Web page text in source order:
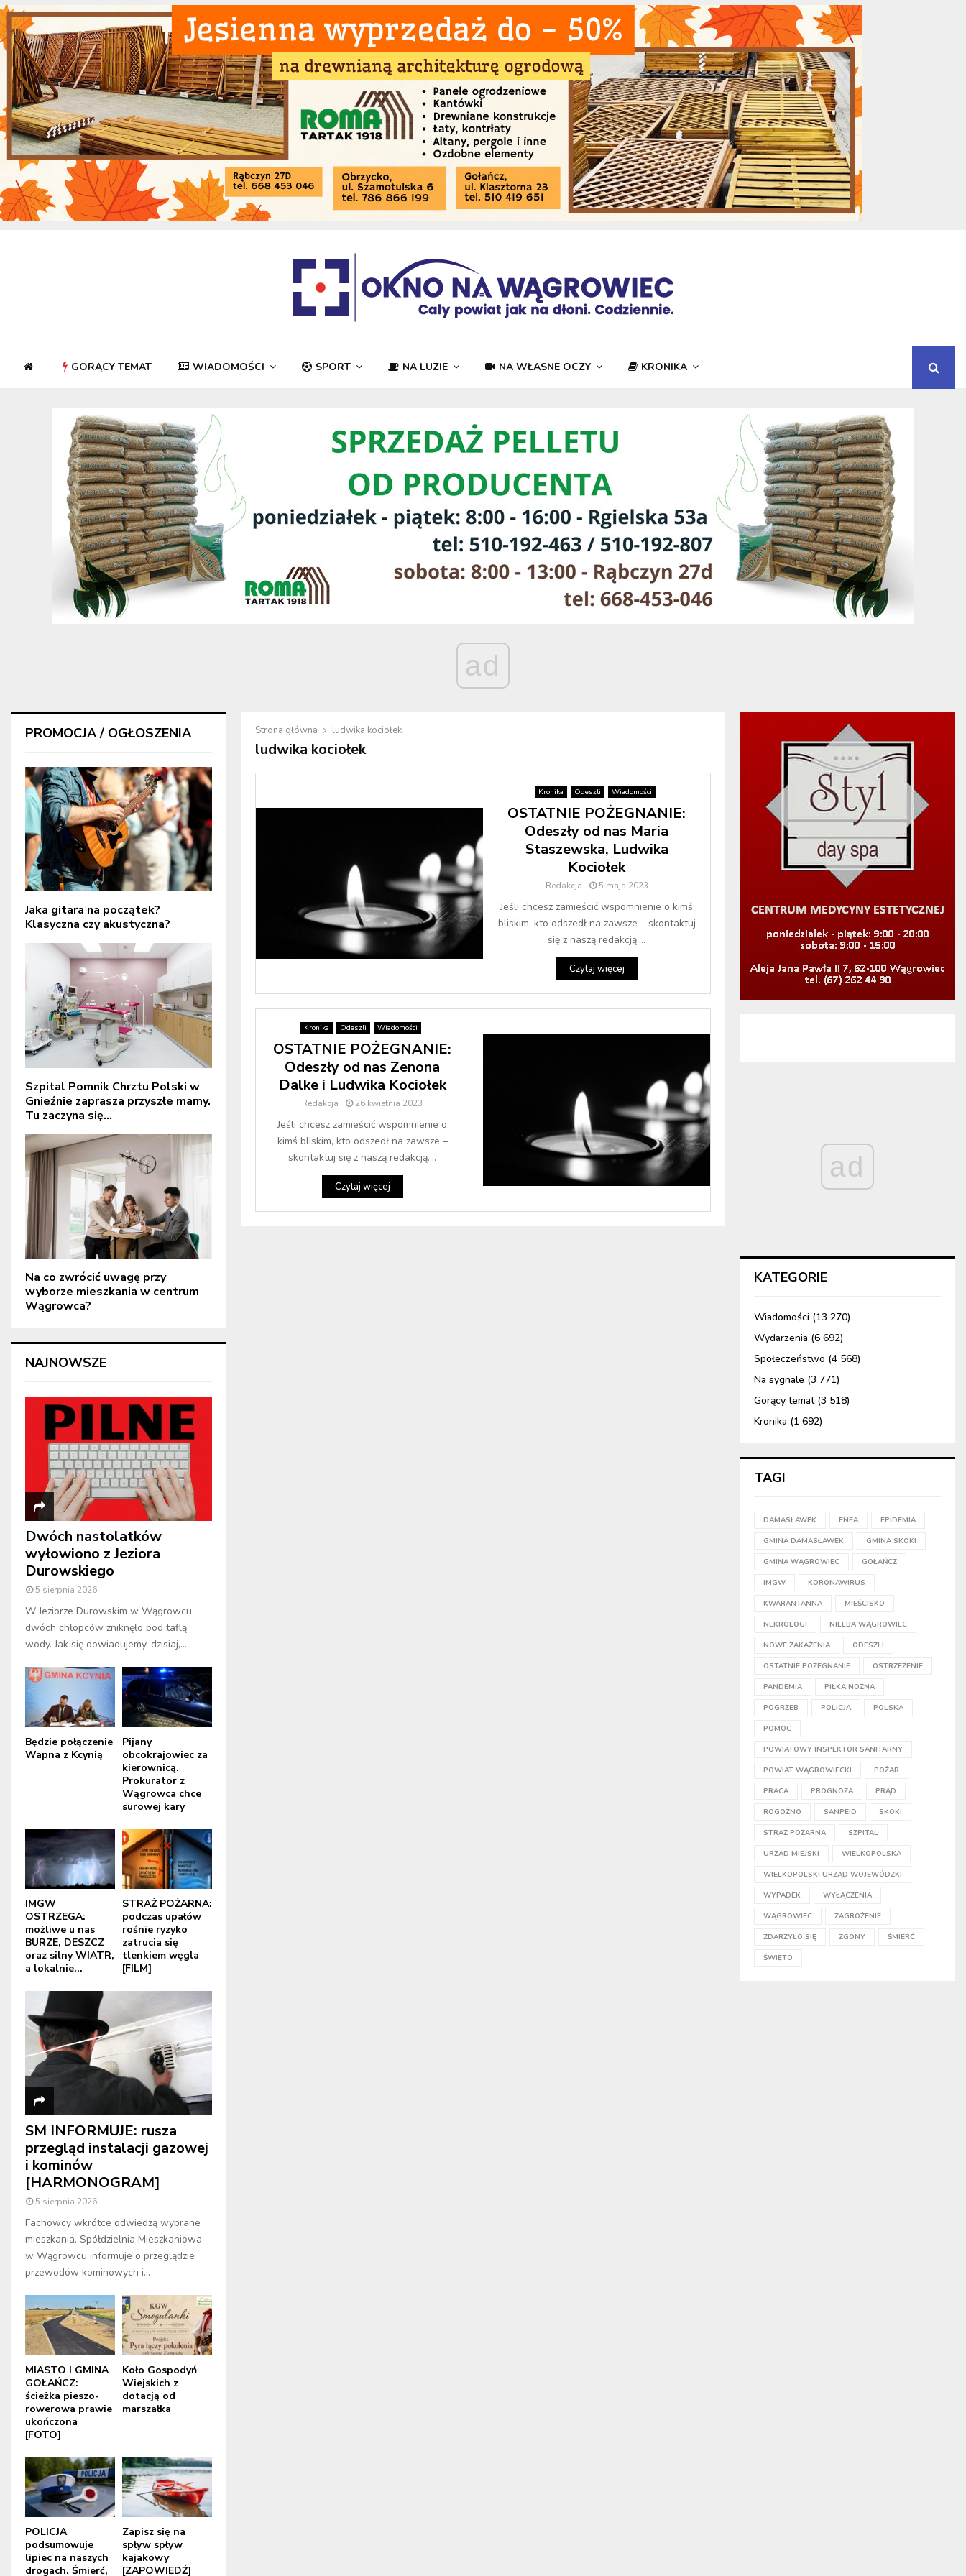
GORĄCY TEMAT WIADOMOŚCI SPORT NA LUZIE NA WŁASNE OCZY KRONIKA
ad
Strona główna ludwika kociołek
ludwika kociołek
Kronika Odeszli Wiadomości
OSTATNIE POŻEGNANIE:
Odeszły od nas Maria
Staszewska, Ludwika
Kociołek
Redakcja 5 maja 2023
Jeśli chcesz zamieścić wspomnienie o kimś
bliskim, kto odszedł na zawsze – skontaktuj
się z naszą redakcją....
Czytaj więcej
Kronika Odeszli Wiadomości
OSTATNIE POŻEGNANIE:
Odeszły od nas Zenona
Dalke i Ludwika Kociołek
Redakcja 26 kwietnia 2023
Jeśli chcesz zamieścić wspomnienie o
kimś bliskim, kto odszedł na zawsze –
skontaktuj się z naszą redakcją....
Czytaj więcej
PROMOCJA / OGŁOSZENIA
Jaka gitara na początek?
Klasyczna czy akustyczna?
Szpital Pomnik Chrztu Polski w
Gnieźnie zaprasza przyszłe mamy.
Tu zaczyna się...
Na co zwrócić uwagę przy
wyborze mieszkania w centrum
Wągrowca?
NAJNOWSZE
Dwóch nastolatków
wyłowiono z Jeziora
Durowskiego
5 sierpnia 2026
W Jeziorze Durowskim w Wągrowcu
dwóch chłopców zniknęło pod taflą
wody. Jak się dowiadujemy, dzisiaj,...
Będzie połączenie
Wapna z Kcynią
Pijany
obcokrajowiec za
kierownicą.
Prokurator z
Wągrowca chce
surowej kary
IMGW
OSTRZEGA:
możliwe u nas
BURZE, DESZCZ
oraz silny WIATR,
a lokalnie...
STRAŻ POŻARNA:
podczas upałów
rośnie ryzyko
zatrucia się
tlenkiem węgla
[FILM]
SM INFORMUJE: rusza
przegląd instalacji gazowej
i kominów
[HARMONOGRAM]
5 sierpnia 2026
Fachowcy wkrótce odwiedzą wybrane
mieszkania. Spółdzielnia Mieszkaniowa
w Wągrowcu informuje o przeglądzie
przewodów kominowych i...
MIASTO I GMINA
GOŁAŃCZ:
ścieżka pieszo-
rowerowa prawie
ukończona
[FOTO]
Koło Gospodyń
Wiejskich z
dotacją od
marszałka
POLICJA
podsumowuje
lipiec na naszych
drogach. Śmierć,
Zapisz się na
spływ spływ
kajakowy
[ZAPOWIEDŹ]
ad
KATEGORIE
Wiadomości (13 270)
Wydarzenia (6 692)
Społeczeństwo (4 568)
Na sygnale (3 771)
Gorący temat(3 518)
Kronika (1 692)
TAGI
DAMASŁAWEK ENEA EPIDEMIA
GMINA DAMASŁAWEK GMINA SKOKI
GMINA WĄGROWIEC GOŁAŃCZ
IMGW KORONAWIRUS
KWARANTANNA MIEŚCISKO
NEKROLOGI NIELBA WĄGROWIEC
NOWE ZAKAŻENIA ODESZLI
OSTATNIE POŻEGNANIE OSTRZEŻENIE
PANDEMIA PIŁKA NOŻNA
POGRZEB POLICJA POLSKA
POMOC
POWIATOWY INSPEKTOR SANITARNY
POWIAT WĄGROWIECKI POŻAR
PRACA PROGNOZA PRĄD
ROGOŹNO SANPEID SKOKI
STRAŻ POŻARNA SZPITAL
URZĄD MIEJSKI WIELKOPOLSKA
WIELKOPOLSKI URZĄD WOJEWÓDZKI
WYPADEK WYŁĄCZENIA
WĄGROWIEC ZAGROŻENIE
ZDARZYŁO SIĘ ZGONY ŚMIERĆ
ŚWIĘTO